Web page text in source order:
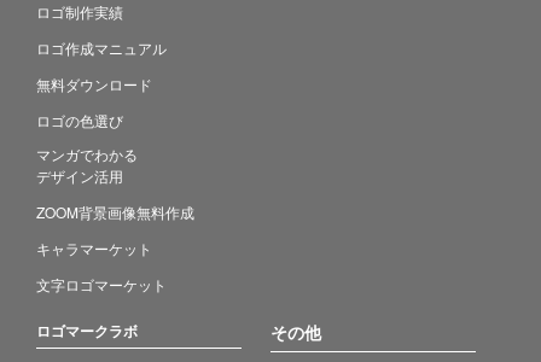
ロゴ制作実績
ロゴ作成マニュアル
無料ダウンロード
ロゴの色選び
マンガでわかる
デザイン活用
ZOOM背景画像無料作成
キャラマーケット
文字ロゴマーケット
ロゴマークラボ その他